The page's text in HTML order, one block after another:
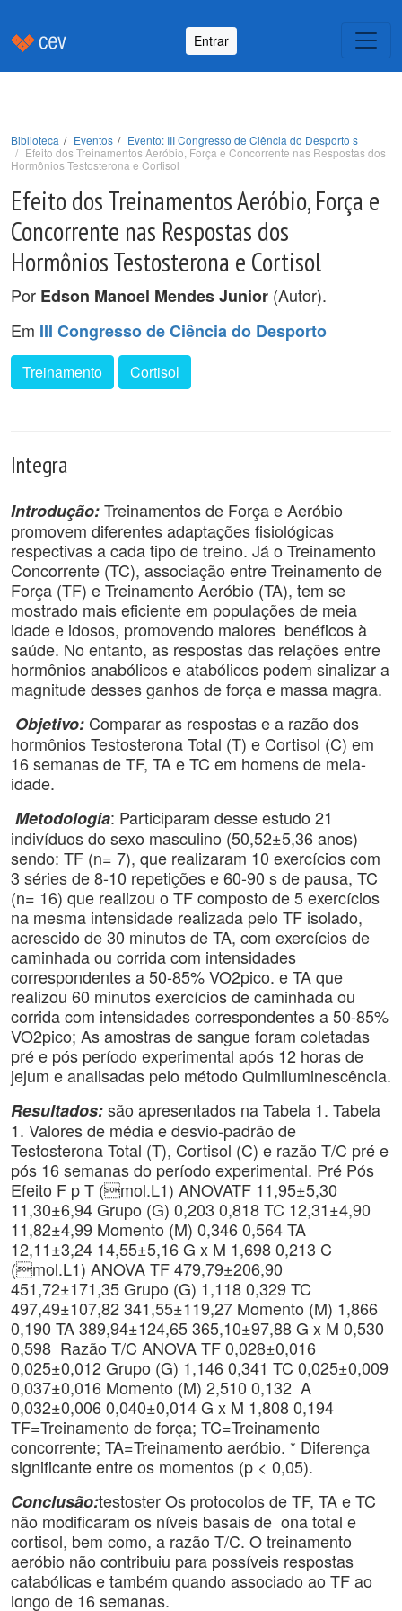
Entrar
Biblioteca Eventos
Evento: III Congresso de Ciência do Desporto s
Efeito dos Treinamentos Aeróbio, Força e Concorrente nas Respostas dos
Hormônios Testosterona e Cortisol
Efeito dos Treinamentos Aeróbio, Força e
Concorrente nas Respostas dos
Hormônios Testosterona e Cortisol
Por Edson Manoel Mendes Junior (Autor).
Em III Congresso de Ciência do Desporto
Treinamento Cortisol
Integra
Introdução:Treinamentos de Força e Aeróbio
promovem diferentes adaptações fisiológicas
respectivas a cada tipo de treino. Já o Treinamento
Concorrente (TC), associação entre Treinamento de
Força (TF) e Treinamento Aeróbio (TA), tem se
mostrado mais eficiente em populações de meia
idade e idosos, promovendo maiores benéficos à
saúde. No entanto, as respostas das relações entre
hormônios anabólicos e atabólicos podem sinalizar a
magnitude desses ganhos de força e massa magra.
Objetivo: Comparar as respostas e a razão dos
hormônios Testosterona Total (T) e Cortisol (C) em
16 semanas de TF, TA e TC em homens de meia-
idade.
Metodologia: Participaram desse estudo 21
indivíduos do sexo masculino (50,52±5,36 anos)
sendo: TF (n= 7), que realizaram 10 exercícios com
3 séries de 8-10 repetições e 60-90 s de pausa, TC
(n= 16) que realizou o TF composto de 5 exercícios
na mesma intensidade realizada pelo TF isolado,
acrescido de 30 minutos de TA, com exercícios de
caminhada ou corrida com intensidades
correspondentes a 50-85% VO2pico. e TA que
realizou 60 minutos exercícios de caminhada ou
corrida com intensidades correspondentes a 50-85%
VO2pico; As amostras de sangue foram coletadas
pré e pós período experimental após 12 horas de
jejum e analisadas pelo método Quimiluminescência.
Resultados:são apresentados na Tabela 1. Tabela
1. Valores de média e desvio-padrão de
Testosterona Total (T), Cortisol (C) e razão T/C pré e
pós 16 semanas do período experimental. Pré Pós
Efeito F p T (mol.L1) ANOVATF 11,95±5,30
11,30±6,94 Grupo (G) 0,203 0,818 TC 12,31±4,90
11,82±4,99 Momento (M) 0,346 0,564 TA
12,11±3,24 14,55±5,16 G x M 1,698 0,213 C
(mol.L1) ANOVA TF 479,79±206,90
451,72±171,35 Grupo (G) 1,118 0,329 TC
497,49±107,82 341,55±119,27 Momento (M) 1,866
0,190 TA 389,94±124,65 365,10±97,88 G x M 0,530
0,598 Razão T/C ANOVA TF 0,028±0,016
0,025±0,012 Grupo (G) 1,146 0,341 TC 0,025±0,009
0,037±0,016 Momento (M) 2,510 0,132 A
0,032±0,006 0,040±0,014 G x M 1,808 0,194
TF=Treinamento de força; TC=Treinamento
concorrente; TA=Treinamento aeróbio. * Diferença
significante entre os momentos (p < 0,05).
Conclusão:testoster Os protocolos de TF, TA e TC
não modificaram os níveis basais de ona total e
cortisol, bem como, a razão T/C. O treinamento
aeróbio não contribuiu para possíveis respostas
catabólicas e também quando associado ao TF ao
longo de 16 semanas.